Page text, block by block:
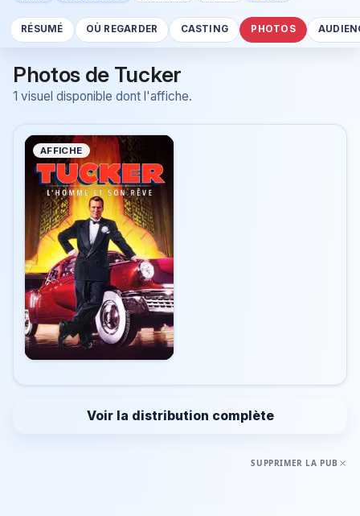
RÉSUMÉ OÙ REGARDER CASTING PHOTOS
Photos de Tucker
1 visuel disponible dont l'affiche.
AFFICHE
Voir la distribution complète
SUPPRIMER LA PUB